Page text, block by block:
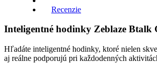
Recenzie
Inteligentné hodinky Zeblaze Btalk
Hľadáte inteligentné hodinky, ktoré nielen
aj reálne podporujú pri každodenných